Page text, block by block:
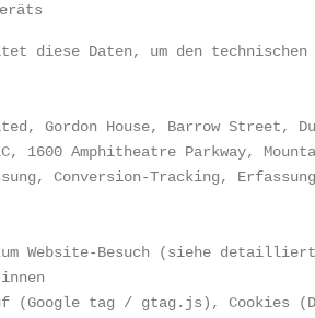
diese Daten, um den
Gordon House, Barrow Street,
1600 Amphitheatre Parkway,
Conversion-Tracking,
Website-Besuch (siehe
(Google tag / gtag.js), Cookies